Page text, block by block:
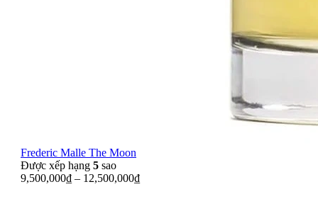
Frederic Malle The Moon
Được xếp hạng 5 sao
9,500,000₫ – 12,500,000₫